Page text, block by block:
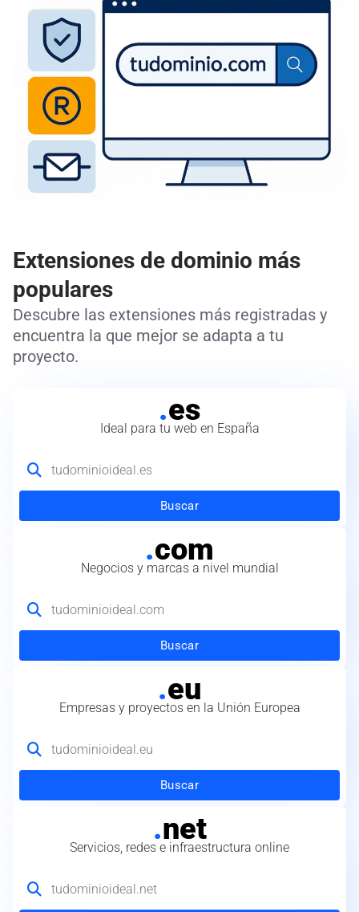
Extensiones de dominio más
populares
Descubre las extensiones más registradas y
encuentra la que mejor se adapta a tu
proyecto.
.es
Ideal para tu web en España
Buscar
.com
Negocios y marcas a nivel mundial
Buscar
.eu
Empresas y proyectos en la Unión Europea
Buscar
.net
Servicios, redes e infraestructura online